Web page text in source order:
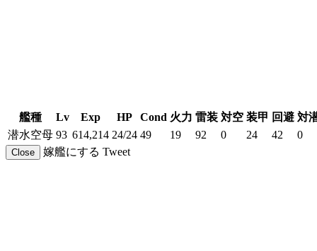
艦種 Lv Exp HP Cond 火力 雷装 対空 装甲 回避 対
潜水空母 93 614,214 24/24 49 19 92 0 24 42 0
Close 嫁艦にする Tweet